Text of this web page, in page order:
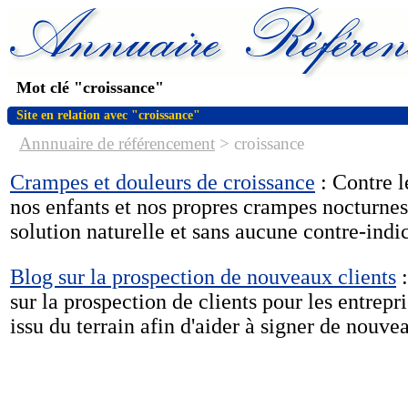
Mot clé "croissance"
Site en relation avec "croissance"
Annnuaire de référencement > croissance
Crampes et douleurs de croissance : Contre
nos enfants et nos propres crampes
solution naturelle et sans aucune contre-
Blog sur la prospection de nouveaux clients
sur la prospection de clients pour les
issu du terrain afin d'aider à signer de